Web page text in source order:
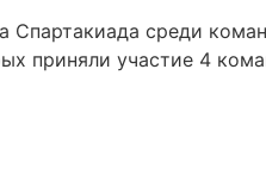
среди
приняли участие 4